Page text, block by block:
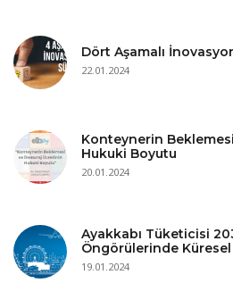
Dört Aşamalı
22.01.2024
Konteynerin
Hukuki Boyutu
20.01.2024
Ayakkabı Tüketicisi
Öngörülerinde
19.01.2024